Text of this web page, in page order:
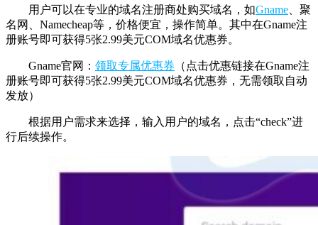
用户可以在专业的域名注册商处购买域名，如Gname 、聚
名网、Namecheap等，价格便宜，操作简单。其中在Gname注
册账号即可获得5张2.99美元COM域名优惠券。
Gname官网： 领取专属优惠券 （点击优惠链接在Gname注
册账号即可获得5张2.99美元COM域名优惠券，无需领取自动
发放）
根据用户需求来选择，输入用户的域名，点击“check”进
行后续操作。